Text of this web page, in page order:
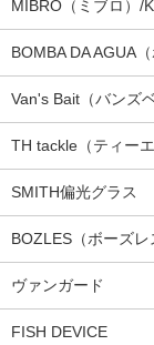
MIBRO（ミブロ）/
BOMBA DA AGUA
Van's Bait（バンズ
TH tackle（ティー
SMITH偏光グラス
BOZLES（ボーズレ
ヴァンガード
FISH DEVICE